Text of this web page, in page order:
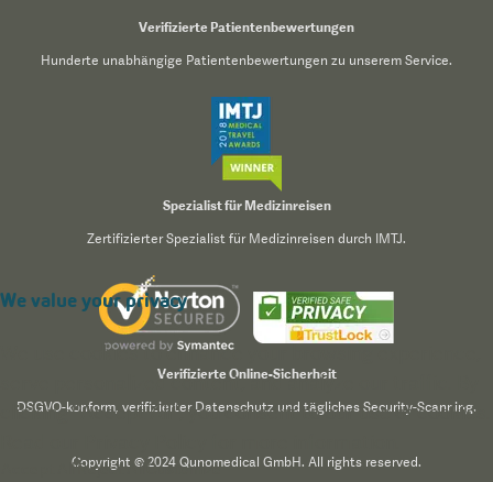
Verifizierte Patientenbewertungen
Hunderte unabhängige Patientenbewertungen zu unserem Service.
Spezialist für Medizinreisen
Zertifizierter Spezialist für Medizinreisen durch IMTJ.
Verifizierte Online-Sicherheit
DSGVO-konform, verifizierter Datenschutz und tägliches Security-Scanning.
Copyright © 2024 Qunomedical GmbH. All rights reserved.
We value your privacy
We use cookies to enhance your browsing experience,
serve personalized content, and analyze our traffic. By
clicking "Accept All", you consent to our use of cookies.
Accept AllReject All Customize